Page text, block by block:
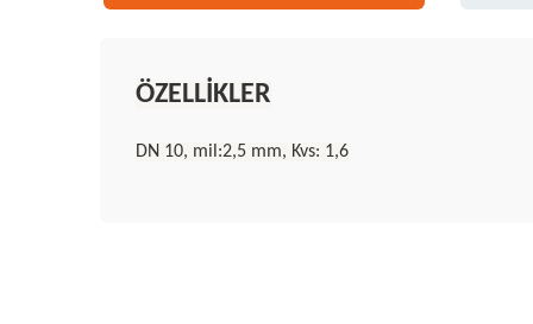
ÖZELLİKLER
DN 10, mil:2,5 mm, Kvs: 1,6